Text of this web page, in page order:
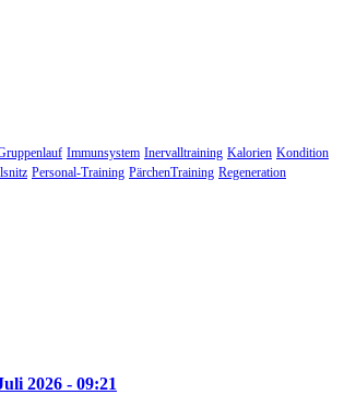
Immunsystem Inervalltraining Kalorien Kondition
Personal-Training PärchenTraining Regeneration
2026 - 09:21